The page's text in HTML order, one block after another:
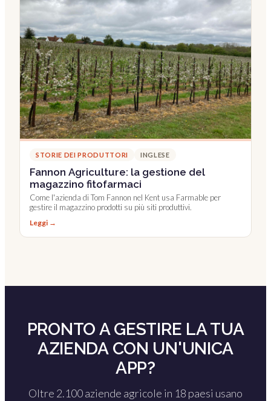
STORIE DEI PRODUTTORI INGLESE
Fannon Agriculture: la gestione del
magazzino fitofarmaci
Come l'azienda di Tom Fannon nel Kent usa Farmable per
gestire il magazzino prodotti su più siti produttivi.
Leggi →
PRONTO A GESTIRE LA TUA
AZIENDA CON UN'UNICA
APP?
Oltre 2.100 aziende agricole in 18 paesi usano